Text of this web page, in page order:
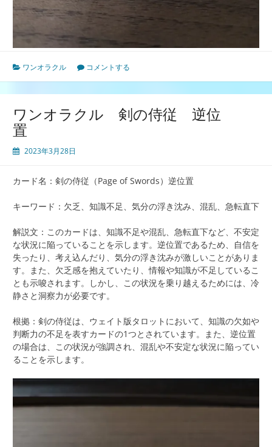
ワンオラクル コメントする
ワンオラクル 剣の侍従 逆位
置
2023年3月28日
カード名：剣の侍従（Page of Swords）逆位置
キーワード：欠乏、知識不足、気分の浮き沈み、混乱、急転直下
解説文：このカードは、知識不足や混乱、急転直下など、不安定
な状況に陥っていることを示します。逆位置であるため、自信を
失ったり、考え込んだり、気分の浮き沈みが激しいことがありま
す。また、欠乏感を抱えていたり、情報や知識が不足しているこ
とも示唆されます。しかし、この状況を乗り越えるためには、冷
静さと洞察力が必要です。
根拠：剣の侍従は、ウェイト版タロットにおいて、知識の欠如や
判断力の不足を表すカードの1つとされています。また、逆位置
の場合は、この状況が強調され、混乱や不安定な状況に陥ってい
ることを示します。